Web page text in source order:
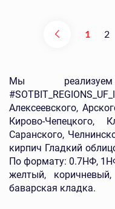
1 2
Мы
Алексеевского,
Кирово-Чепецкого,
Саранского,
кирпич Гладкий
По формату: 0.7НФ,
желтый,
баварская кладка.